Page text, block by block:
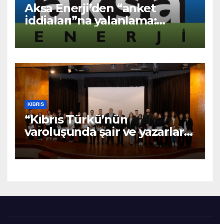
Aksa Enerji’den “anket
iddiaları”na yalanlama:
“Asılsız ve mesnetsiz
haberler”
KIBRIS
“Kıbrıs Türkü’nün
varoluşunda şair ve yazarların
katkıları büyüktür” – BRTK